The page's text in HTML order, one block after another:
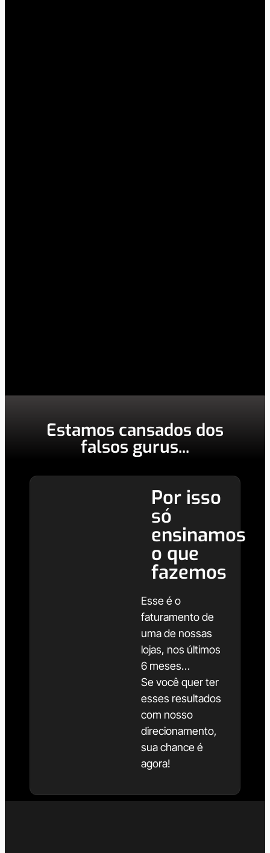
Estamos cansados dos
falsos gurus...
Por isso
só
ensinamos
o que
fazemos
Esse é o
faturamento de
uma de nossas
lojas, nos últimos
6 meses…
Se você quer ter
esses resultados
com nosso
direcionamento,
sua chance é
agora!